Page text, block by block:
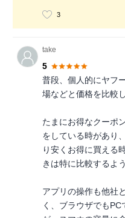
3
take
5
普段、個人的にヤフ
場などと価格を比較
たまにお得なクーポ
をしている時があり
り安くお得に買える
きは特に比較するよ
アプリの操作も他社
く、ブラウザでも